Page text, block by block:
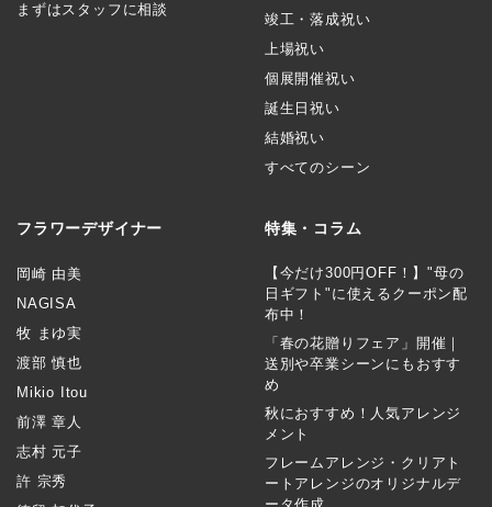
まずはスタッフに相談
竣工・落成祝い
上場祝い
個展開催祝い
誕生日祝い
結婚祝い
すべてのシーン
フラワーデザイナー
岡崎 由美
NAGISA
牧 まゆ実
渡部 慎也
Mikio Itou
前澤 章人
志村 元子
許 宗秀
特集・コラム
【今だけ300円OFF！】"母の
日ギフト"に使えるクーポン配
布中！
「春の花贈りフェア」開催｜
送別や卒業シーンにもおすす
め
秋におすすめ！人気アレンジ
メント
フレームアレンジ・クリアト
ートアレンジのオリジナルデ